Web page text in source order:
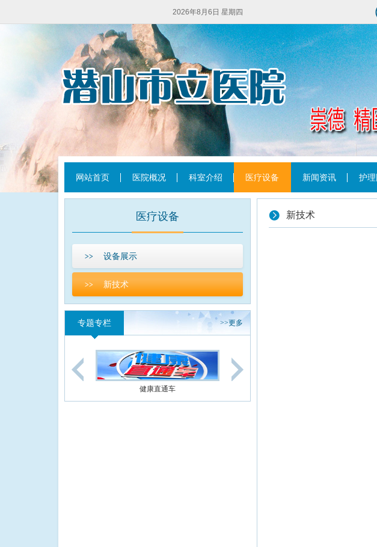
2026年8月6日 星期四
网站首页 医院概况 科室介绍 医疗设备 新闻资讯 护
医疗设备
>> 设备展示
>> 新技术
专题专栏 >>更多
健康直通车
新技术